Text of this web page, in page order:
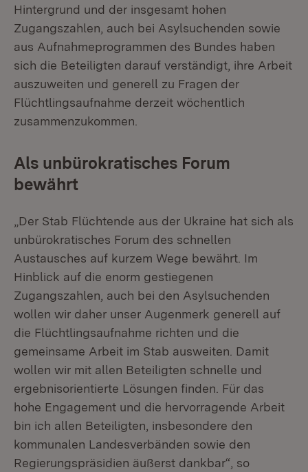
Hintergrund und der insgesamt hohen
Zugangszahlen, auch bei Asylsuchenden sowie
aus Aufnahmeprogrammen des Bundes haben
sich die Beteiligten darauf verständigt, ihre Arbeit
auszuweiten und generell zu Fragen der
Flüchtlingsaufnahme derzeit wöchentlich
zusammenzukommen.
Als unbürokratisches Forum
bewährt
„Der Stab Flüchtende aus der Ukraine hat sich als
unbürokratisches Forum des schnellen
Austausches auf kurzem Wege bewährt. Im
Hinblick auf die enorm gestiegenen
Zugangszahlen, auch bei den Asylsuchenden
wollen wir daher unser Augenmerk generell auf
die Flüchtlingsaufnahme richten und die
gemeinsame Arbeit im Stab ausweiten. Damit
wollen wir mit allen Beteiligten schnelle und
ergebnisorientierte Lösungen finden. Für das
hohe Engagement und die hervorragende Arbeit
bin ich allen Beteiligten, insbesondere den
kommunalen Landesverbänden sowie den
Regierungspräsidien äußerst dankbar“, so